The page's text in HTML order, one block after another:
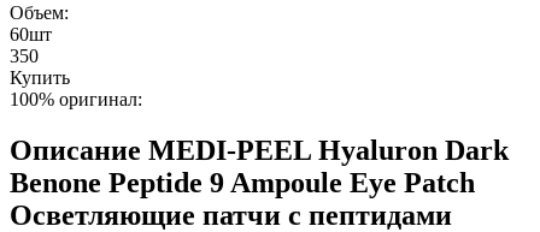
Объем:
60шт
350
Купить
100% оригинал:
Описание MEDI-PEEL Hyaluron Dark
Benone Peptide 9 Ampoule Eye Patch
Осветляющие патчи с пептидами